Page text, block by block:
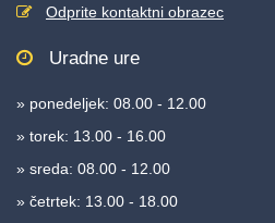
Odprite kontaktni obrazec
Uradne ure
» ponedeljek: 08.00 - 12.00
» torek: 13.00 - 16.00
» sreda: 08.00 - 12.00
» četrtek: 13.00 - 18.00